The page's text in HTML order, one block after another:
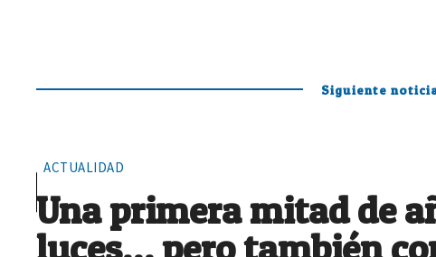
Siguiente
ACTUALIDAD
Una primera mitad de
luces… pero también